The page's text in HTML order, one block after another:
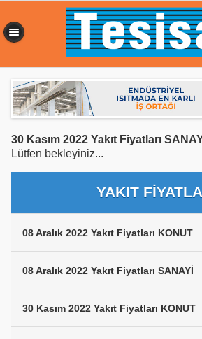
30 Kasım 2022 Yakıt Fiyatları
Lütfen bekleyiniz...
YAKIT
08 Aralık 2022 Yakıt Fiyatları KONUT
08 Aralık 2022 Yakıt Fiyatları SANAYİ
30 Kasım 2022 Yakıt Fiyatları KONUT
0,482 sn